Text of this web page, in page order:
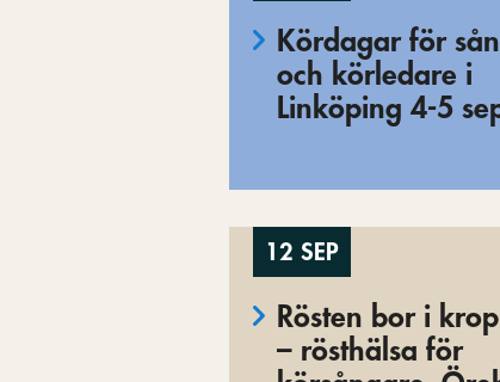
Kördagar för
och körledare i
Linköping 4-5
12 SEP
Rösten bor i
– rösthälsa för